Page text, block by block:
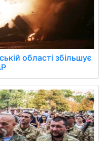
області збільшує